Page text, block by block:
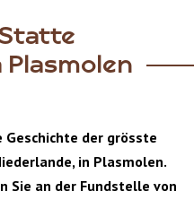
Plasmolen
Geschichte der grösste
in Plasmolen.
Sie an der Fundstelle von